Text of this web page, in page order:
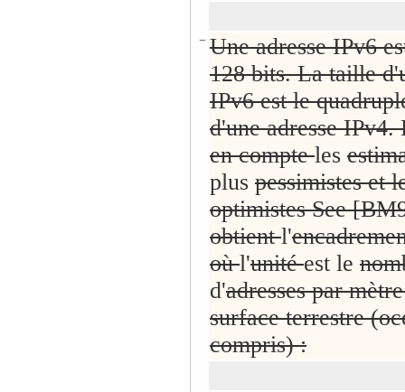
− Une adresse IPv6
128 bits. La taille
IPv6 est le
d'une adresse IPv4.
en compteles
plus pessimistes et
optimistes See
obtientl'
oùl'unitéest le
d'adresses par
surface terrestre
compris) :